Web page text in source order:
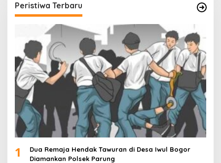
Peristiwa Terbaru
1
Dua Remaja Hendak Tawuran di Desa Iwul Bogor
Diamankan Polsek Parung